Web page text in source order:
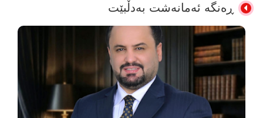
ڕەنگە ئەمانەشت بەدڵبێت